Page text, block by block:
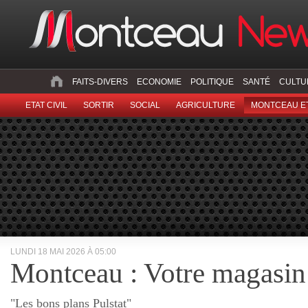
FAITS-DIVERS ECONOMIE POLITIQUE SANTÉ
ETAT CIVIL SORTIR SOCIAL AGRICULTURE MONTCEAU
LUNDI 18 MAI 2026 À 05:00
Montceau : Votre
"Les bons plans Pulstat"